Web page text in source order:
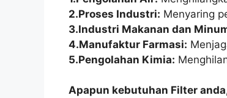
2.Proses Industri: Menyaring
3.Industri Makanan dan
4.Manufaktur Farmasi:
5.Pengolahan Kimia:
Apapun kebutuhan Filter